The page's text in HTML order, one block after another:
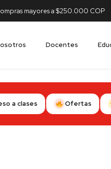
mayores a $250.000 COP
Docentes
a clases Ofertas